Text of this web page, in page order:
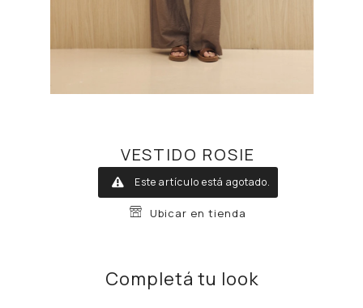
VESTIDO ROSIE
Este artículo está agotado.
Ubicar en tienda
Completá tu look